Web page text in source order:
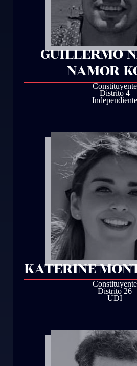
GUILLERMO
NAMOR
Constituyente
Distrito 4
Independiente
KATERINE
Constituyente
Distrito 26
UDI